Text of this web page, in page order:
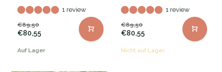
1 review
€89,50
€80,55
Auf Lager
1 review
€89,50
€80,55
Nicht auf Lager